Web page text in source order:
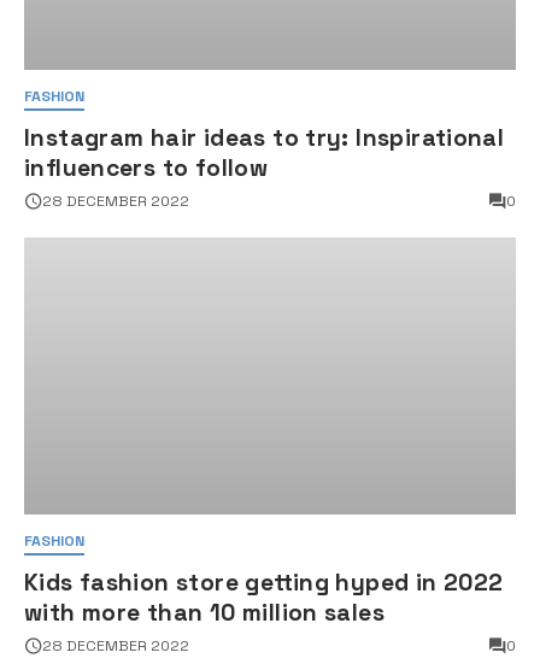
FASHION
Instagram hair ideas to try: Inspirational
influencers to follow
28 DECEMBER 2022 0
FASHION
Kids fashion store getting hyped in 2022
with more than 10 million sales
28 DECEMBER 2022 0